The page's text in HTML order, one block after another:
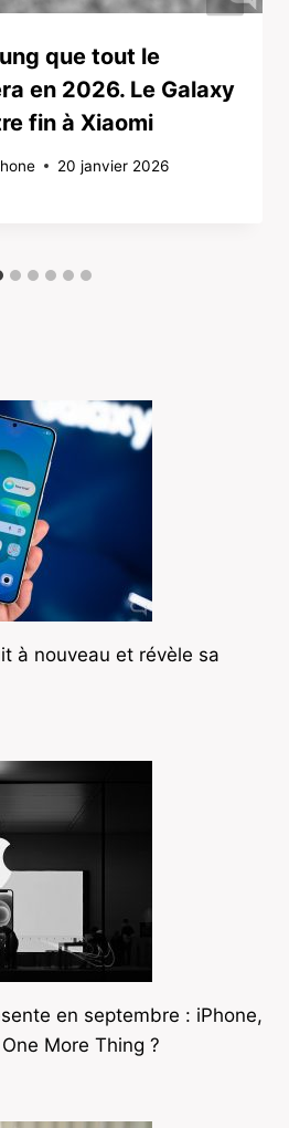
que tout le
en 2026. Le Galaxy
fin à Xiaomi
20 janvier 2026
à nouveau et révèle sa
en septembre : iPhone,
More Thing ?